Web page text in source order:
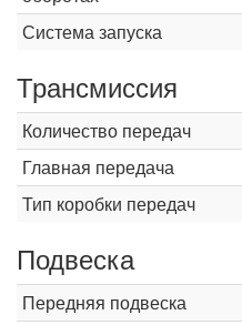
Система запуска
Трансмиссия
Количество передач
Главная передача
Тип коробки передач
Подвеска
Передняя подвеска